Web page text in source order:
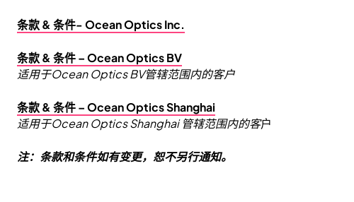
条款 & 条件- Ocean Optics Inc.
条款 & 条件 – Ocean Optics BV
适用于Ocean Optics BV管辖范围内的客户
条款 & 条件 – Ocean Optics Shanghai
适用于Ocean Optics Shanghai 管辖范围内的客户
注：条款和条件如有变更，恕不另行通知。